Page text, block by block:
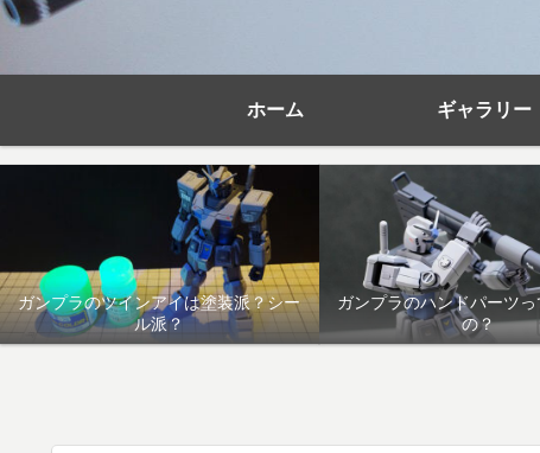
ホーム ギャラリー
ガンプラのツインアイは塗装派？シー
ル派？
ガンプラのハンドパーツ
の？